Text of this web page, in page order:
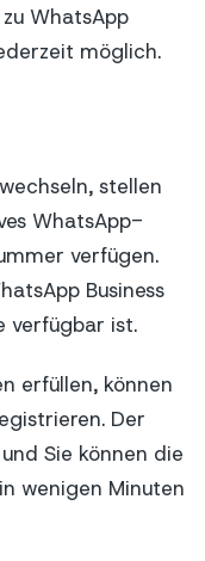
WhatsApp
möglich.
stellen
WhatsApp-
verfügen.
Business
verfügbar ist.
erfüllen, können
Der
Sie können die
wenigen Minuten